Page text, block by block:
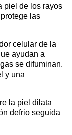
piel de los rayos
las
celular de la
ayudan a
se difuminan.
y una
la piel dilata
defrio seguida